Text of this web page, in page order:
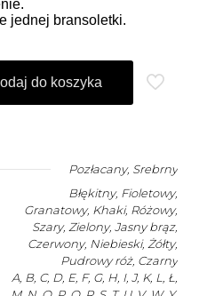
jednej bransoletki.
do koszyka
Pozłacany, Srebrny
Błękitny, Fioletowy,
Granatowy, Khaki, Różowy,
Szary, Zielony, Jasny brąz,
Czerwony, Niebieski, Żółty,
Pudrowy róż, Czarny
A, B, C, D, E, F, G, H, I, J, K, L, Ł,